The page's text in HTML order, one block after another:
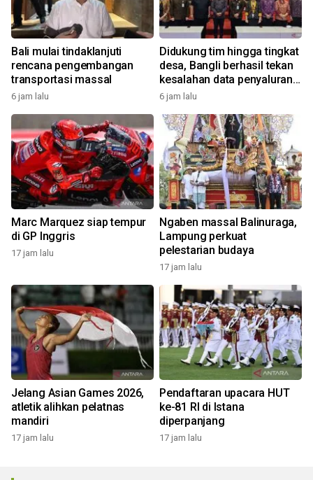
Bali mulai tindaklanjuti
rencana pengembangan
transportasi massal
6 jam lalu
Didukung tim hingga tingkat
desa, Bangli berhasil tekan
kesalahan data penyaluran
bansos
6 jam lalu
Marc Marquez siap tempur
di GP Inggris
17 jam lalu
Ngaben massal Balinuraga,
Lampung perkuat
pelestarian budaya
17 jam lalu
Jelang Asian Games 2026,
atletik alihkan pelatnas
mandiri
17 jam lalu
Pendaftaran upacara HUT
ke-81 RI di Istana
diperpanjang
17 jam lalu